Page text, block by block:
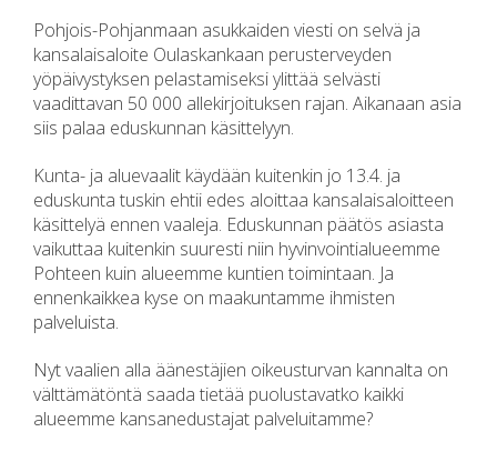
Pohjois-Pohjanmaan asukkaiden viesti on selvä ja
kansalaisaloite Oulaskankaan perusterveyden
yöpäivystyksen pelastamiseksi ylittää selvästi
vaadittavan 50 000 allekirjoituksen rajan. Aikanaan asia
siis palaa eduskunnan käsittelyyn.
Kunta- ja aluevaalit käydään kuitenkin jo 13.4. ja
eduskunta tuskin ehtii edes aloittaa kansalaisaloitteen
käsittelyä ennen vaaleja. Eduskunnan päätös asiasta
vaikuttaa kuitenkin suuresti niin hyvinvointialueemme
Pohteen kuin alueemme kuntien toimintaan. Ja
ennenkaikkea kyse on maakuntamme ihmisten
palveluista.
Nyt vaalien alla äänestäjien oikeusturvan kannalta on
välttämätöntä saada tietää puolustavatko kaikki
alueemme kansanedustajat palveluitamme?